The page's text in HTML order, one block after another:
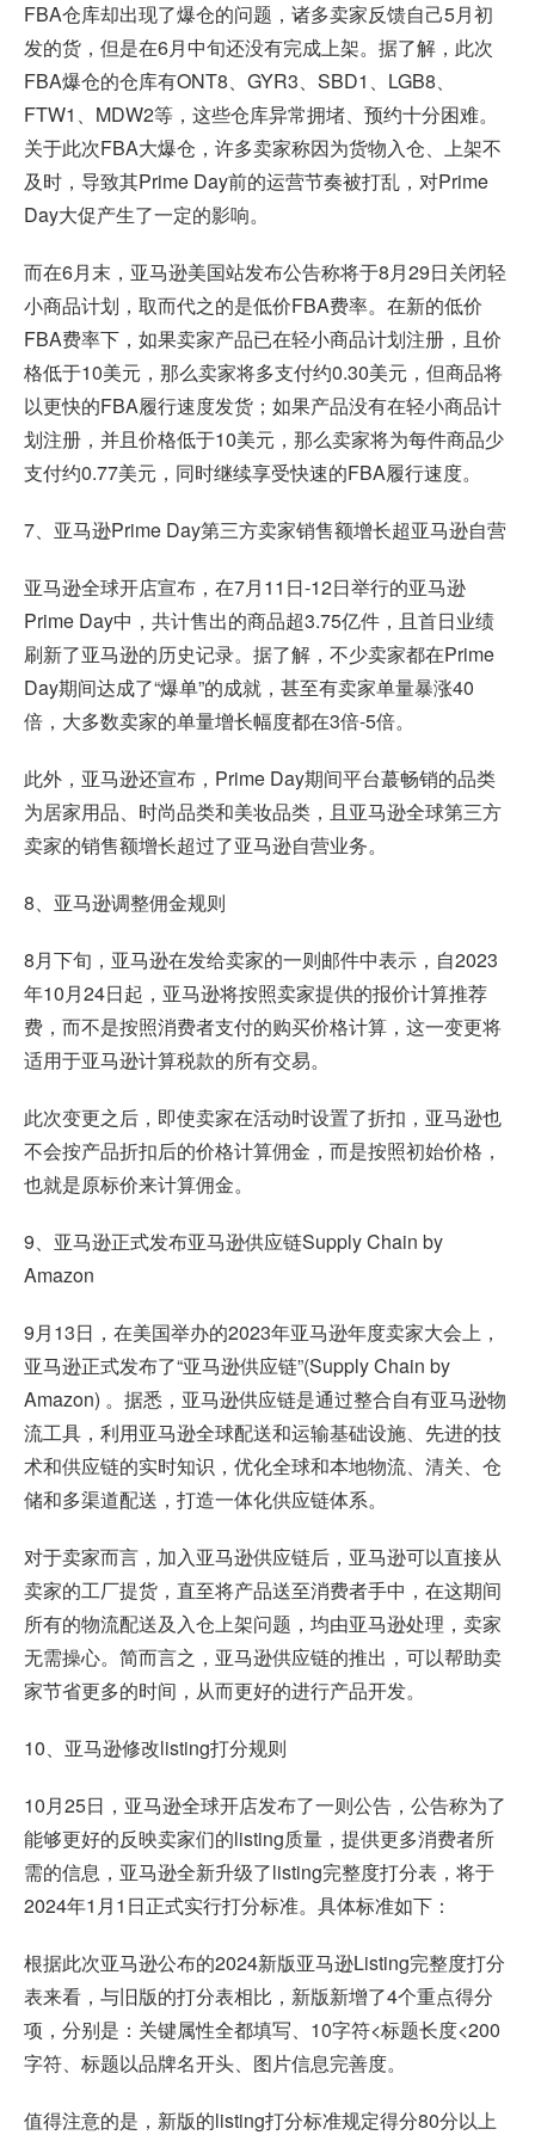
FBA仓库却出现了爆仓的问题，诸多卖家反馈自己5月初
发的货，但是在6月中旬还没有完成上架。据了解，此次
FBA爆仓的仓库有ONT8、GYR3、SBD1、LGB8、
FTW1、MDW2等，这些仓库异常拥堵、预约十分困难。
关于此次FBA大爆仓，许多卖家称因为货物入仓、上架不
及时，导致其Prime Day前的运营节奏被打乱，对Prime
Day大促产生了一定的影响。
而在6月末，亚马逊美国站发布公告称将于8月29日关闭轻
小商品计划，取而代之的是低价FBA费率。在新的低价
FBA费率下，如果卖家产品已在轻小商品计划注册，且价
格低于10美元，那么卖家将多支付约0.30美元，但商品将
以更快的FBA履行速度发货；如果产品没有在轻小商品计
划注册，并且价格低于10美元，那么卖家将为每件商品少
支付约0.77美元，同时继续享受快速的FBA履行速度。
7、亚马逊Prime Day第三方卖家销售额增长超亚马逊自营
亚马逊全球开店宣布，在7月11日-12日举行的亚马逊
Prime Day中，共计售出的商品超3.75亿件，且首日业绩
刷新了亚马逊的历史记录。据了解，不少卖家都在Prime
Day期间达成了“爆单”的成就，甚至有卖家单量暴涨40
倍，大多数卖家的单量增长幅度都在3倍-5倍。
此外，亚马逊还宣布，Prime Day期间平台蕞畅销的品类
为居家用品、时尚品类和美妆品类，且亚马逊全球第三方
卖家的销售额增长超过了亚马逊自营业务。
8、亚马逊调整佣金规则
8月下旬，亚马逊在发给卖家的一则邮件中表示，自2023
年10月24日起，亚马逊将按照卖家提供的报价计算推荐
费，而不是按照消费者支付的购买价格计算，这一变更将
适用于亚马逊计算税款的所有交易。
此次变更之后，即使卖家在活动时设置了折扣，亚马逊也
不会按产品折扣后的价格计算佣金，而是按照初始价格，
也就是原标价来计算佣金。
9、亚马逊正式发布亚马逊供应链Supply Chain by
Amazon
9月13日，在美国举办的2023年亚马逊年度卖家大会上，
亚马逊正式发布了“亚马逊供应链”(Supply Chain by
Amazon) 。据悉，亚马逊供应链是通过整合自有亚马逊物
流工具，利用亚马逊全球配送和运输基础设施、先进的技
术和供应链的实时知识，优化全球和本地物流、清关、仓
储和多渠道配送，打造一体化供应链体系。
对于卖家而言，加入亚马逊供应链后，亚马逊可以直接从
卖家的工厂提货，直至将产品送至消费者手中，在这期间
所有的物流配送及入仓上架问题，均由亚马逊处理，卖家
无需操心。简而言之，亚马逊供应链的推出，可以帮助卖
家节省更多的时间，从而更好的进行产品开发。
10、亚马逊修改listing打分规则
10月25日，亚马逊全球开店发布了一则公告，公告称为了
能够更好的反映卖家们的listing质量，提供更多消费者所
需的信息，亚马逊全新升级了listing完整度打分表，将于
2024年1月1日正式实行打分标准。具体标准如下：
根据此次亚马逊公布的2024新版亚马逊Listing完整度打分
表来看，与旧版的打分表相比，新版新增了4个重点得分
项，分别是：关键属性全都填写、10字符<标题长度<200
字符、标题以品牌名开头、图片信息完善度。
值得注意的是，新版的listing打分标准规定得分80分以上